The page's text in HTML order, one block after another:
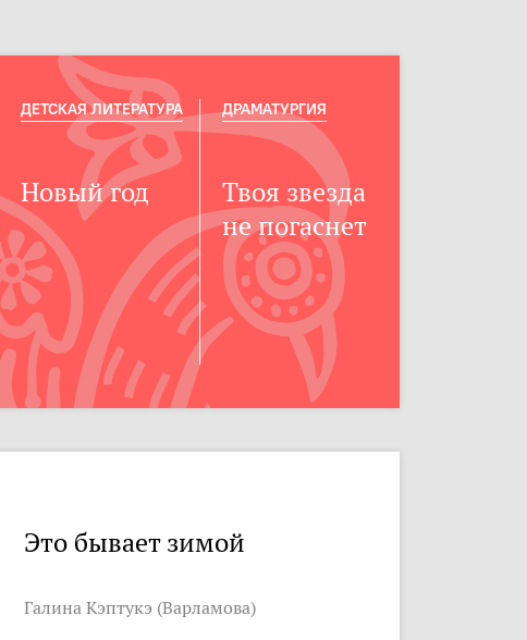
Новый год
ДЕТСКАЯ ЛИТЕРАТУРА
Твоя звезда
не погаснет
ДРАМАТУРГИЯ
Это бывает зимой
Галина Кэптукэ (Варламова)